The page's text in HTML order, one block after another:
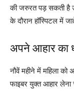
की जरुरत पड़ सकती है
के दौरान हॉस्पिटल में
अपने आहार का
नौवें महीने में महिला
फाइबर युक्त आहार लेना